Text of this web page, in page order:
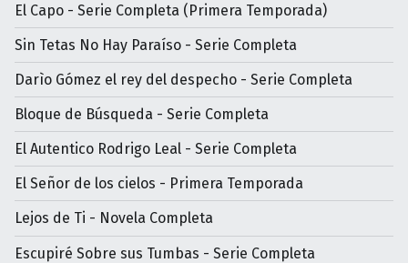
El Capo - Serie Completa (Primera Temporada)
Sin Tetas No Hay Paraíso - Serie Completa
Darìo Gómez el rey del despecho - Serie Completa
Bloque de Búsqueda - Serie Completa
El Autentico Rodrigo Leal - Serie Completa
El Señor de los cielos - Primera Temporada
Lejos de Ti - Novela Completa
Escupiré Sobre sus Tumbas - Serie Completa